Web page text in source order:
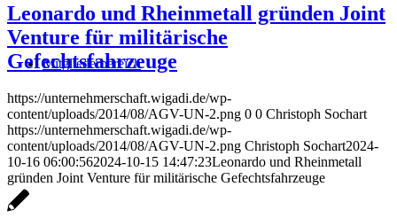
Mitgliederbereich
Leonardo und Rheinmetall gründen Joint
Venture für militärische
Gefechtsfahrzeuge
https://unternehmerschaft.wigadi.de/wp-
content/uploads/2014/08/AGV-UN-2.png 0 0 Christoph Sochart
https://unternehmerschaft.wigadi.de/wp-
content/uploads/2014/08/AGV-UN-2.png Christoph Sochart2024-
10-16 06:00:562024-10-15 14:47:23Leonardo und Rheinmetall
gründen Joint Venture für militärische Gefechtsfahrzeuge